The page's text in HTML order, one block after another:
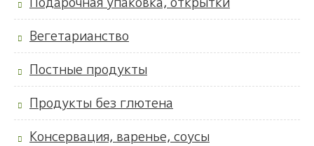
Вегетарианство
Постные продукты
Продукты без глютена
Консервация, варенье, соусы